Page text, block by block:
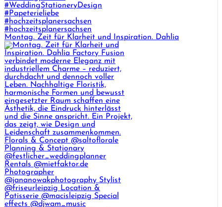
Montag. Zeit für Klarheit und Inspiration. Dahlia